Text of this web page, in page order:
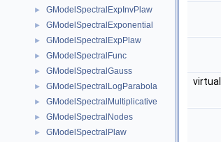
► GModelSpectralExpInvPlaw
► GModelSpectralExponential
► GModelSpectralExpPlaw
► GModelSpectralFunc
► GModelSpectralGauss
► GModelSpectralLogParabola
► GModelSpectralMultiplicative
► GModelSpectralNodes
► GModelSpectralPlaw
virtual